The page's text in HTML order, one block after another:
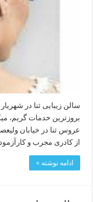
سالن زیبایی ثنا در
بروزترین خدمات گریم،
عروس ثنا در خیابان
از کادری مجرب و
ادامه نوشته »